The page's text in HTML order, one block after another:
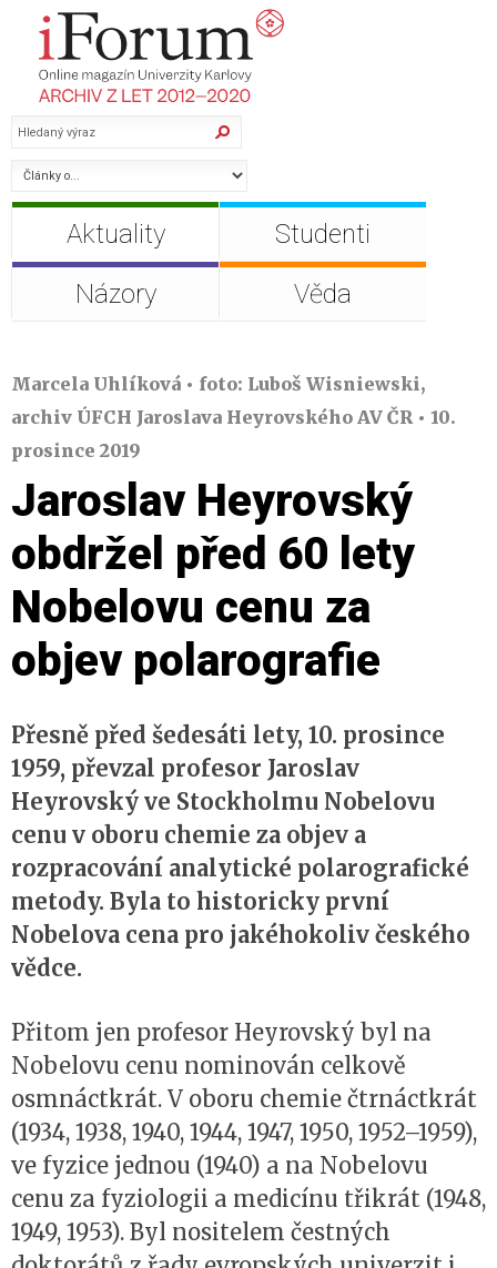
Aktuality
Studenti
Názory
Věda
Marcela Uhlíková • foto: Luboš Wisniewski,
archiv ÚFCH Jaroslava Heyrovského AV ČR • 10.
prosince 2019
Jaroslav Heyrovský
obdržel před 60 lety
Nobelovu cenu za
objev polarografie
Přesně před šedesáti lety, 10. prosince
1959, převzal profesor Jaroslav
Heyrovský ve Stockholmu Nobelovu
cenu v oboru chemie za objev a
rozpracování analytické polarografické
metody. Byla to historicky první
Nobelova cena pro jakéhokoliv českého
vědce.
Přitom jen profesor Heyrovský byl na
Nobelovu cenu nominován celkově
osmnáctkrát. V oboru chemie čtrnáctkrát
(1934, 1938, 1940, 1944, 1947, 1950, 1952–1959),
ve fyzice jednou (1940) a na Nobelovu
cenu za fyziologii a medicínu třikrát (1948,
1949, 1953). Byl nositelem čestných